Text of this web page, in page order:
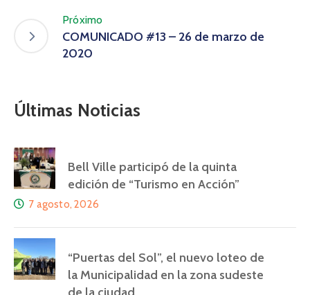
Próximo
COMUNICADO #13 – 26 de marzo de
2020
Últimas Noticias
Bell Ville participó de la quinta
edición de “Turismo en Acción”
7 agosto, 2026
“Puertas del Sol”, el nuevo loteo de
la Municipalidad en la zona sudeste